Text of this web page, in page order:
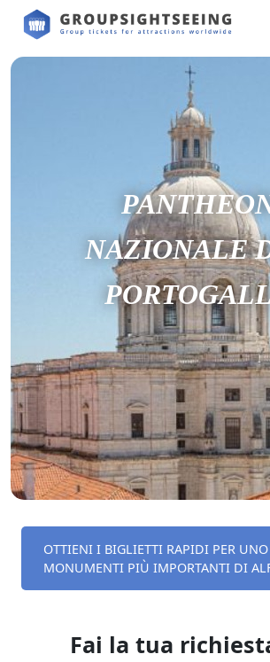
NAZIONALE
OTTIENI I BIGLIETTI RAPIDI PER
MONUMENTI PIÙ IMPORTANTI DI
Fai la tua